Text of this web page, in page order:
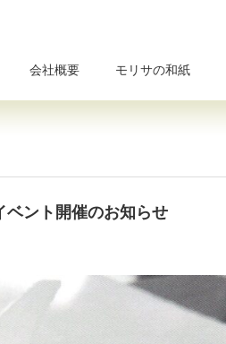
会社概要 モリサの和紙
ント開催のお知らせ